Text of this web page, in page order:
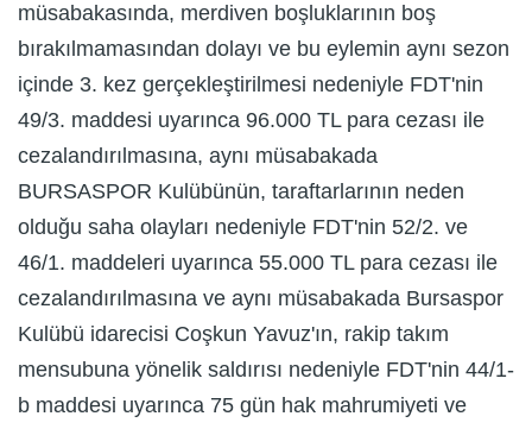
müsabakasında, merdiven boşluklarının boş
bırakılmamasından dolayı ve bu eylemin aynı sezon
içinde 3. kez gerçekleştirilmesi nedeniyle FDT'nin
49/3. maddesi uyarınca 96.000 TL para cezası ile
cezalandırılmasına, aynı müsabakada
BURSASPOR Kulübünün, taraftarlarının neden
olduğu saha olayları nedeniyle FDT'nin 52/2. ve
46/1. maddeleri uyarınca 55.000 TL para cezası ile
cezalandırılmasına ve aynı müsabakada Bursaspor
Kulübü idarecisi Coşkun Yavuz'ın, rakip takım
mensubuna yönelik saldırısı nedeniyle FDT'nin 44/1-
b maddesi uyarınca 75 gün hak mahrumiyeti ve